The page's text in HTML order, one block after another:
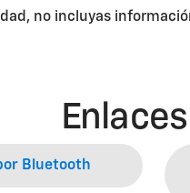
no incluyas
Bluetooth